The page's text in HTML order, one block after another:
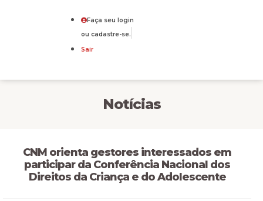
Faça seu login
ou cadastre-se.
Sair
Notícias
CNM orienta gestores interessados em
participar da Conferência Nacional dos
Direitos da Criança e do Adolescente